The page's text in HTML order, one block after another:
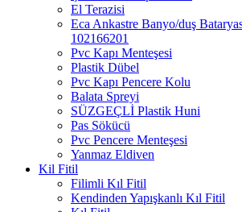
El Terazisi
Eca Ankastre Banyo/duş
102166201
Pvc Kapı Menteşesi
Plastik Dübel
Pvc Kapı Pencere Kolu
Balata Spreyi
SÜZGEÇLİ Plastik Huni
Pas Sökücü
Pvc Pencere Menteşesi
Yanmaz Eldiven
Kil Fitil
Filimli Kıl Fitil
Kendinden Yapışkanlı Kıl Fitil